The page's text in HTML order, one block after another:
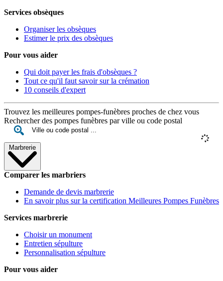
Services obsèques
Organiser les obsèques
Estimer le prix des obsèques
Pour vous aider
Qui doit payer les frais d'obsèques ?
Tout ce qu'il faut savoir sur la crémation
10 conseils d'expert
Trouvez les meilleures pompes-funèbres proches de chez vous
Rechercher des pompes funèbres par ville ou code postal
Marbrerie
Comparer les marbriers
Demande de devis marbrerie
En savoir plus sur la certification Meilleures Pompes Funèbres
Services marbrerie
Choisir un monument
Entretien sépulture
Personnalisation sépulture
Pour vous aider